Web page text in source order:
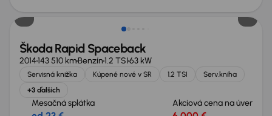
Škoda Rapid Spaceback
2014143 510 kmBenzín1.2 TSI63 kW
Servisná knižka Kúpené nové v SR 1.2 TSI
Serv.kniha
+3 ďalších
Mesačná splátka Akciová cena na úver